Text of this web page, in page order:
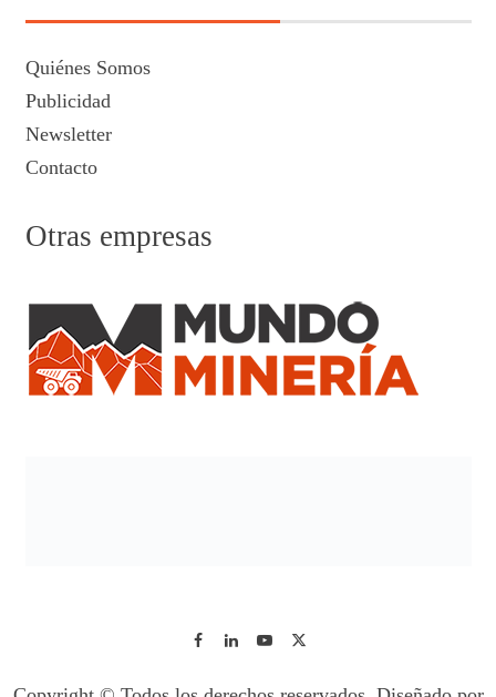
Quiénes Somos
Publicidad
Newsletter
Contacto
Otras empresas